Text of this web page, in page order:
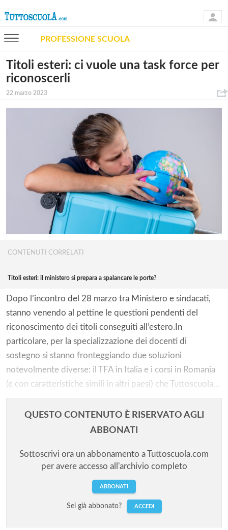
PROFESSIONE SCUOLA
Titoli esteri: ci vuole una task force per
riconoscerli
22 marzo 2023
CONTENUTI CORRELATI
Titoli esteri: il ministero si prepara a spalancare le porte?
Dopo l’incontro del 28 marzo tra Ministero e sindacati,
stanno venendo al pettine le questioni pendenti del
riconoscimento dei titoli conseguiti all’estero.In
particolare, per la specializzazione dei docenti di
sostegno si stanno fronteggiando due soluzioni
notevolmente diverse: il TFA in Italia e i corsi in Romania
(e con caratteristiche simili in altri paesi) che Tuttoscuola...
QUESTO CONTENUTO È RISERVATO AGLI
ABBONATI
Sottoscrivi ora un abbonamento a Tuttoscuola.com
per avere accesso all'archivio completo
ABBONATI
Sei già abbonato? ACCEDI